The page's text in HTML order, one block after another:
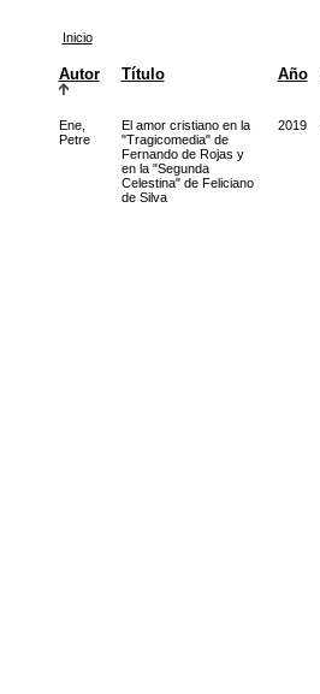
Inicio
Autor Título Año
Ene,
Petre
El amor cristiano en la
"Tragicomedia" de
Fernando de Rojas y
en la "Segunda
Celestina" de Feliciano
de Silva
2019